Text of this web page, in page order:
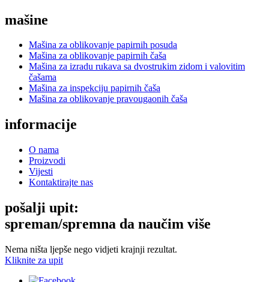
mašine
Mašina za oblikovanje papirnih posuda
Mašina za oblikovanje papirnih čaša
Mašina za izradu rukava sa dvostrukim zidom i valovitim
čašama
Mašina za inspekciju papirnih čaša
Mašina za oblikovanje pravougaonih čaša
informacije
O nama
Proizvodi
Vijesti
Kontaktirajte nas
pošalji upit:
spreman/spremna da naučim više
Nema ništa ljepše nego vidjeti krajnji rezultat.
Kliknite za upit